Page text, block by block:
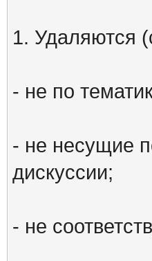
1. Удаляются
- не по
- не несущие
дискуссии;
- не